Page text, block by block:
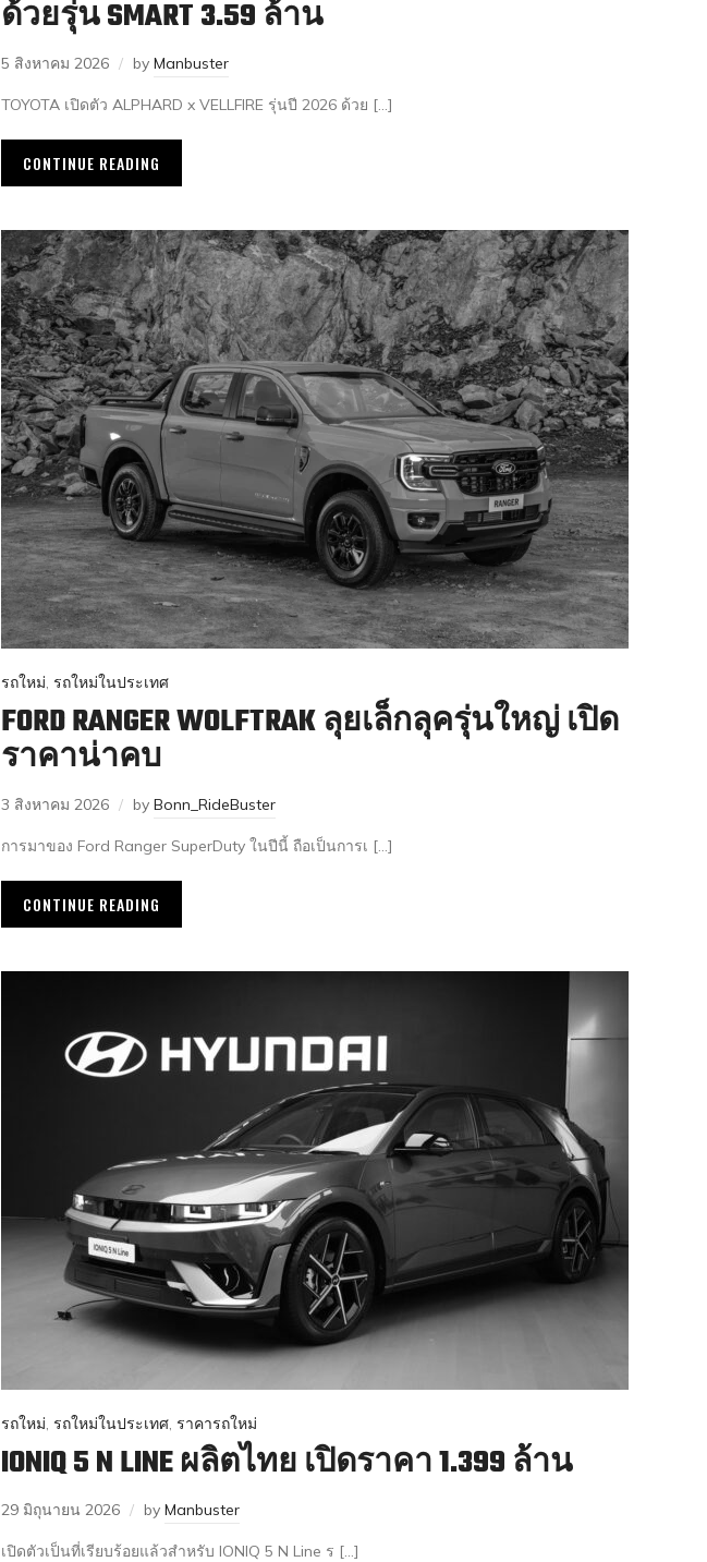
ด้วยรุ่น SMART 3.59 ล้าน
5 สิงหาคม 2026 by Manbuster
TOYOTA เปิดตัว ALPHARD x VELLFIRE รุ่นปี 2026 ด้วย […]
CONTINUE READING
รถใหม่, รถใหม่ในประเทศ
FORD RANGER WOLFTRAK ลุยเล็กลุครุ่นใหญ่ เปิด
ราคาน่าคบ
3 สิงหาคม 2026 by Bonn_RideBuster
การมาของ Ford Ranger SuperDuty ในปีนี้ ถือเป็นการเ […]
CONTINUE READING
รถใหม่, รถใหม่ในประเทศ, ราคารถใหม่
IONIQ 5 N LINE ผลิตไทย เปิดราคา 1.399 ล้าน
29 มิถุนายน 2026 by Manbuster
เปิดตัวเป็นที่เรียบร้อยแล้วสำหรับ IONIQ 5 N Line ร […]